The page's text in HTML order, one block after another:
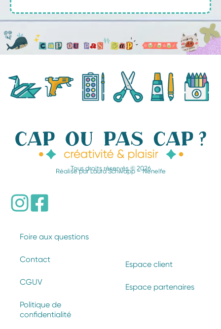
Tous droits réservés © 2026
Réalisé parLaura Schwapp – Nenelfe
Foire aux questions
Contact
CGUV
Politique de
confidentialité
Espace client
Espace partenaires